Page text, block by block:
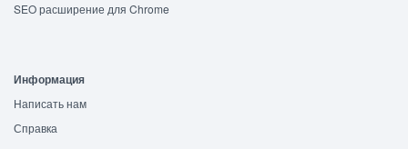
SEO расширение для Chrome
Информация
Написать нам
Справка